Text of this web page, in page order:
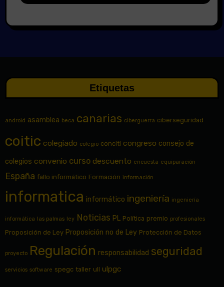
Etiquetas
android asamblea beca canarias ciberguerra ciberseguridad
coitic colegiado colegio conciti congreso consejo de
colegios convenio curso descuento encuesta equiparación
España fallo informático Formación información
informatica informático ingeniería ingeniería
informática las palmas ley Noticias PL Política premio profesionales
Proposición de Ley Proposición no de Ley Protección de Datos
proyecto Regulación responsabilidad seguridad
servicios software spegc taller ull ulpgc